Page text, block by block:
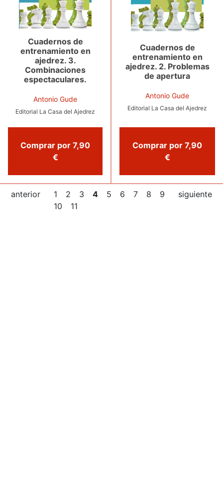
Cuadernos de
entrenamiento en
ajedrez. 3.
Combinaciones
espectaculares.
Antonio Gude
Editorial La Casa del Ajedrez
Comprar por 7,90
€
Cuadernos de
entrenamiento en
ajedrez. 2. Problemas
de apertura
Antonio Gude
Editorial La Casa del Ajedrez
Comprar por 7,90
€
anterior 1 2 3 4 5 6 7 8
9
10
11
siguiente